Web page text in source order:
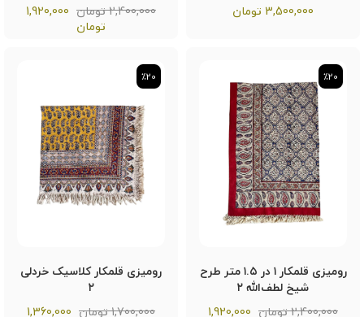
3,500,000 تومان
2,400,000 تومان
1,920,000
تومان
٪20
رومیزی قلمکار ۱ در ۱.۵ متر طرح
شیخ لطف‌الله ۲
2,400,000 تومان
1,920,000
٪20 ٪20
رومیزی قلمکار کلاسیک خردلی
۲
1,700,000 تومان
1,360,000
٪20